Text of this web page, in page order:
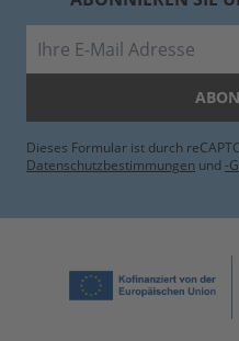
Dieses Formular ist durch
Datenschutzbestimmungen und -